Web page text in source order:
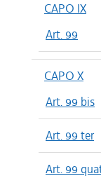
CAPO IX
Art. 99
CAPO X
Art. 99 bis
Art. 99 ter
Art. 99